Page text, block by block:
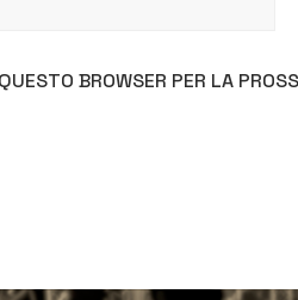
BROWSER PER LA